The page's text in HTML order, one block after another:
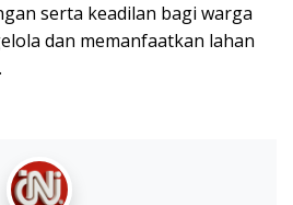
serta keadilan bagi warga
dan memanfaatkan lahan